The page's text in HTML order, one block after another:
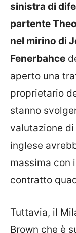
sinistra di
partente
nel mirino di
Fenerbahce
aperto una
proprietario
stanno
valutazione
inglese
massima con
contratto
Tuttavia, il
Brown che è